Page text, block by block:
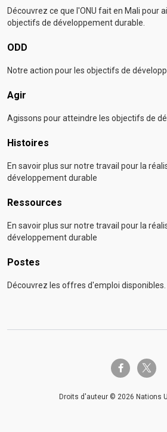
Découvrez ce que l'ONU fait en Mali pour
objectifs de développement durable.
ODD
Notre action pour les objectifs de
Agir
Agissons pour atteindre les objectifs de
Histoires
En savoir plus sur notre travail pour la
développement durable
Ressources
En savoir plus sur notre travail pour la
développement durable
Postes
Découvrez les offres d'emploi disponibles.
facebook-ftwitter-x
Droits d'auteur © 2026 Nations